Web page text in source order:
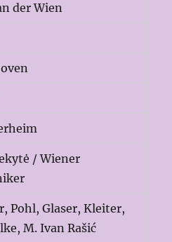
der Wien
/ Wiener
Pohl, Glaser, Kleiter,
M. Ivan Rašić